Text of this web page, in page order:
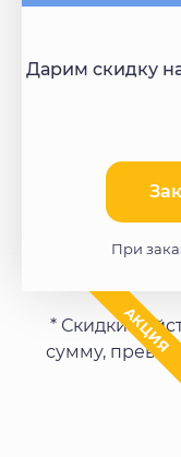
Дарим скидку
При
АКЦИЯ
* Скидки
сумму,